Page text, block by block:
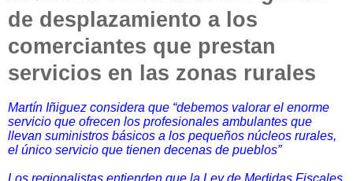
de desplazamiento a los
comerciantes que prestan
servicios en las zonas rurales
Martín Iñiguez considera que “debemos valorar el enorme
servicio que ofrecen los profesionales ambulantes que
llevan suministros básicos a los pequeños núcleos rurales,
el único servicio que tienen decenas de pueblos”
Los regionalistas entienden que la Ley de Medidas Fiscales